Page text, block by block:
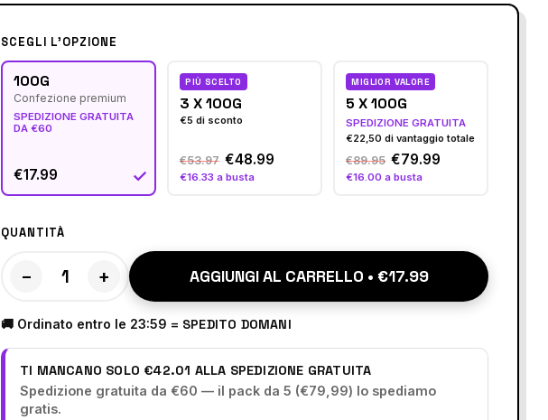
SCEGLI L'OPZIONE
100G
Confezione premium
SPEDIZIONE GRATUITA
DA €60
€17.99
PIÙ SCELTO
3 X 100G
€5 di sconto
€53.97 €48.99
€16.33 a busta
MIGLIOR VALORE
5 X 100G
SPEDIZIONE GRATUITA
€22,50 di vantaggio totale
€89.95 €79.99
€16.00 a busta
QUANTITÀ
− + AGGIUNGI AL CARRELLO • €17.99
🚚 Ordinato entro le 23:59 = SPEDITO DOMANI
TI MANCANO SOLO €42.01 ALLA SPEDIZIONE GRATUITA
Spedizione gratuita da €60 — il pack da 5 (€79,99) lo spediamo
gratis.